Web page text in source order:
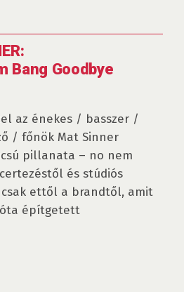
Bang Goodbye
az énekes / basszer /
/ főnök Mat Sinner
pillanata – no nem
és stúdiós
ettől a brandtől, amit
óta építgetett